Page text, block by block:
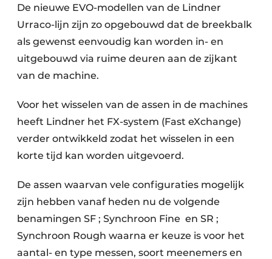
De nieuwe EVO-modellen van de Lindner
Urraco-lijn zijn zo opgebouwd dat de breekbalk
als gewenst eenvoudig kan worden in- en
uitgebouwd via ruime deuren aan de zijkant
van de machine.
Voor het wisselen van de assen in de machines
heeft Lindner het FX-system (Fast eXchange)
verder ontwikkeld zodat het wisselen in een
korte tijd kan worden uitgevoerd.
De assen waarvan vele configuraties mogelijk
zijn hebben vanaf heden nu de volgende
benamingen SF ; Synchroon Fine en SR ;
Synchroon Rough waarna er keuze is voor het
aantal- en type messen, soort meenemers en